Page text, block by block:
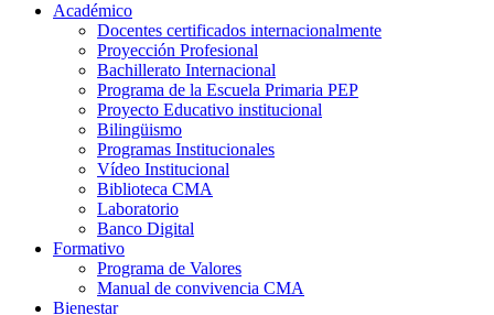
Académico
Docentes certificados internacionalmente
Proyección Profesional
Bachillerato Internacional
Programa de la Escuela Primaria PEP
Proyecto Educativo institucional
Bilingüismo
Programas Institucionales
Vídeo Institucional
Biblioteca CMA
Laboratorio
Banco Digital
Formativo
Programa de Valores
Manual de convivencia CMA
Bienestar